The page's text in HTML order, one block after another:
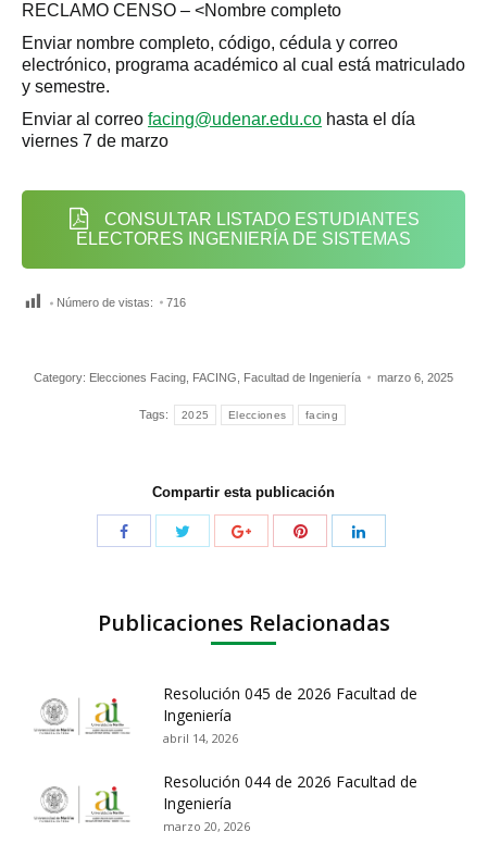
RECLAMO CENSO – <Nombre completo
Enviar nombre completo, código, cédula y correo
electrónico, programa académico al cual está matriculado
y semestre.
Enviar al correo facing@udenar.edu.co hasta el día
viernes 7 de marzo
CONSULTAR LISTADO ESTUDIANTES
ELECTORES INGENIERÍA DE SISTEMAS
Número de vistas: 716
Category: Elecciones Facing FACING Facultad de Ingeniería marzo 6, 2025
Tags: 2025 Elecciones facing
Compartir esta publicación
Publicaciones Relacionadas
Resolución 045 de 2026 Facultad de
Ingeniería
abril 14, 2026
Resolución 044 de 2026 Facultad de
Ingeniería
marzo 20, 2026